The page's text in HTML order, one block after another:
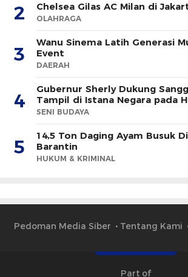
2 Chelsea Gilas AC Milan di
OLAHRAGA
3
Wanu Sinema Latih Generasi
Event
DAERAH
4
Gubernur Sherly Dukung
Tampil di Istana Negara pada
SENI BUDAYA
5
14,5 Ton Daging Ayam Busuk
Barantin
HUKUM & KRIMINAL
Pedoman Media Siber Tentang Kami
Part of